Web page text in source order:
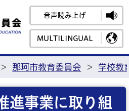
那珂市教
音声読み上げ
MULTILINGUAL
> 那珂市教育委員会 > 学校教
進事業に取り組